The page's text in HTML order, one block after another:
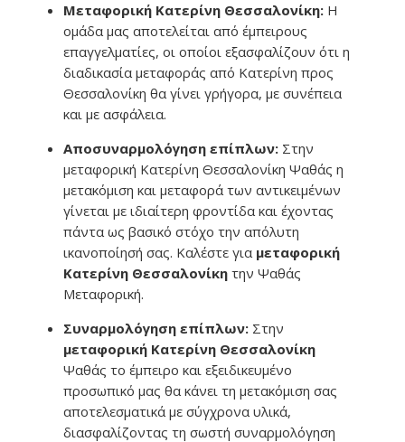
Μεταφορική Κατερίνη Θεσσαλονίκη: Η
ομάδα μας αποτελείται από έμπειρους
επαγγελματίες, οι οποίοι εξασφαλίζουν ότι η
διαδικασία μεταφοράς από Κατερίνη προς
Θεσσαλονίκη θα γίνει γρήγορα, με συνέπεια
και με ασφάλεια.
Αποσυναρμολόγηση επίπλων: Στην
μεταφορική Κατερίνη Θεσσαλονίκη Ψαθάς η
μετακόμιση και μεταφορά των αντικειμένων
γίνεται με ιδιαίτερη φροντίδα και έχοντας
πάντα ως βασικό στόχο την απόλυτη
ικανοποίησή σας. Καλέστε για μεταφορική
Κατερίνη Θεσσαλονίκη την Ψαθάς
Μεταφορική.
Συναρμολόγηση επίπλων: Στην
μεταφορική Κατερίνη Θεσσαλονίκη
Ψαθάς το έμπειρο και εξειδικευμένο
προσωπικό μας θα κάνει τη μετακόμιση σας
αποτελεσματικά με σύγχρονα υλικά,
διασφαλίζοντας τη σωστή συναρμολόγηση